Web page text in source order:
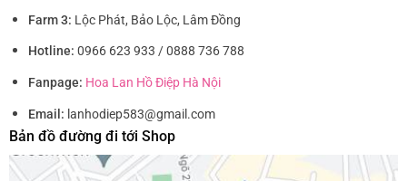
Farm 3: Lộc Phát, Bảo Lộc, Lâm Đồng
Hotline: 0966 623 933 / 0888 736 788
Fanpage: Hoa Lan Hồ Điệp Hà Nội
Email: lanhodiep583@gmail.com
Bản đồ đường đi tới Shop